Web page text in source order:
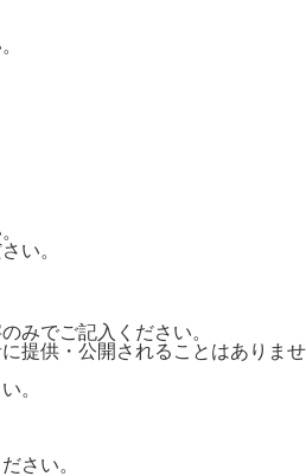
い。
みでご記入ください。
提供・公開されることはありませ
。
さい。